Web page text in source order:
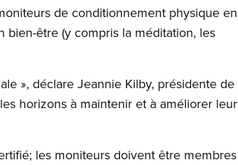
de conditionnement physique en
bien-être (y compris la méditation, les
», déclare Jeannie Kilby, présidente de
horizons à maintenir et à améliorer leur
les moniteurs doivent être membres